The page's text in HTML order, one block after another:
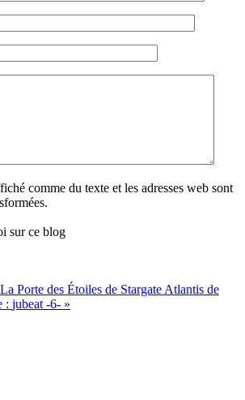
comme du texte et les adresses web sont
sur ce blog
La Porte des Étoiles de Stargate Atlantis de
: jubeat -6- »